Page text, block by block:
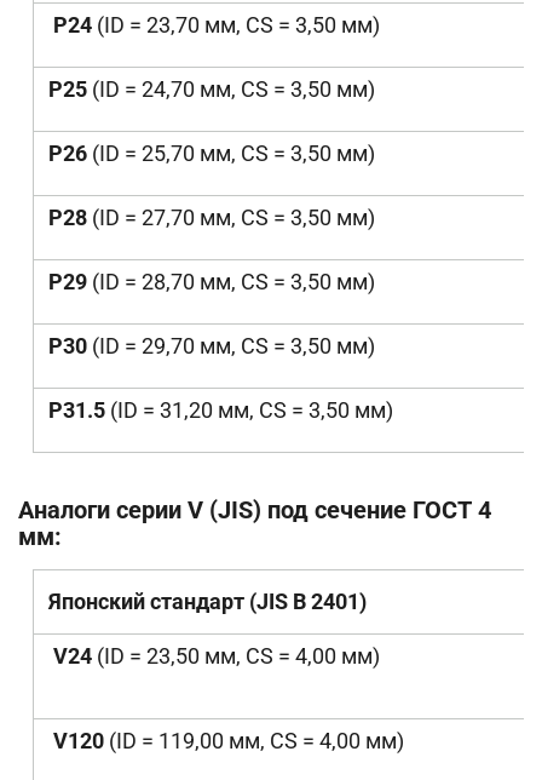
P24 (ID = 23,70 мм, CS = 3,50 мм)
P25 (ID = 24,70 мм, CS = 3,50 мм)
P26 (ID = 25,70 мм, CS = 3,50 мм)
P28 (ID = 27,70 мм, CS = 3,50 мм)
P29 (ID = 28,70 мм, CS = 3,50 мм)
P30 (ID = 29,70 мм, CS = 3,50 мм)
P31.5 (ID = 31,20 мм, CS = 3,50 мм)
Аналоги серии V (JIS) под сечение ГОСТ 4
мм:
Японский стандарт (JIS B 2401)
V24 (ID = 23,50 мм, CS = 4,00 мм)
V120 (ID = 119,00 мм, CS = 4,00 мм)